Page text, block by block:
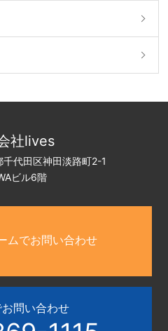
社lives
代田区神田淡路町2-1
ビル6階
ムでお問い合わせ
問い合わせ